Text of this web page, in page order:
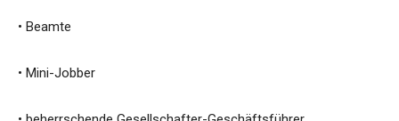
• Beamte
• Mini-Jobber